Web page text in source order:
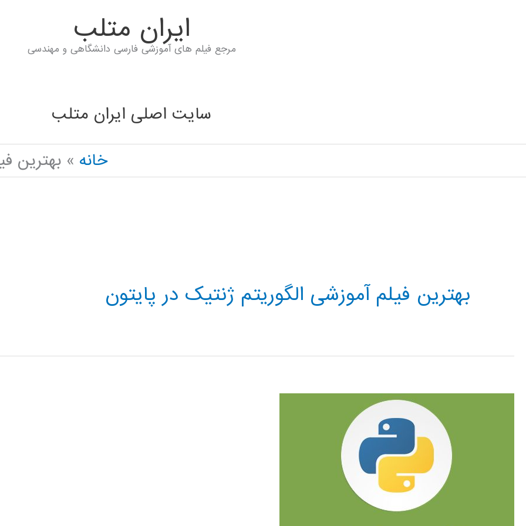
ايران متلب
مرجع فیلم های آموزشی فارسی دانشگاهی و مهندسی
سایت اصلی ایران متلب
خانه
بهترین
بهترین فیلم آموزشی الگوریتم ژنتیک در پایتون